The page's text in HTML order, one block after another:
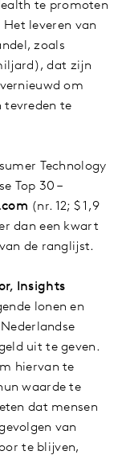
te promoten
leveren van
zoals
dat zijn
om
tevreden te
Technology
Top 30 –
(nr. 12; $ 1,9
dan een kwart
de ranglijst.
Insights
lonen en
uit te geven.
hiervan te
waarde te
dat mensen
van
te blijven,